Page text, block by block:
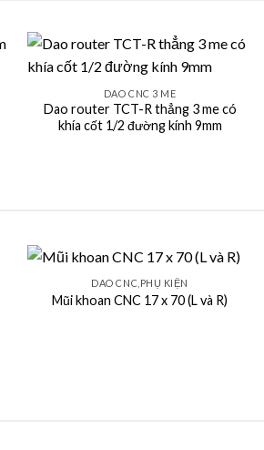
DAO CNC 3 ME
Dao router TCT-R thẳng 3 me có
khía cốt 1/2 đường kính 9mm
+
DAO CNC,PHỤ KIỆN
Mũi khoan CNC 17 x 70 (L và R)